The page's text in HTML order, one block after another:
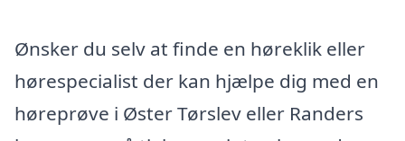
Ønsker du selv at finde en høreklik eller
hørespecialist der kan hjælpe dig med en
høreprøve i Øster Tørslev eller Randers